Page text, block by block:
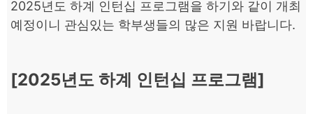
2025년도 하계 인턴십 프로그램을 하기와 같이 개최
예정이니 관심있는 학부생들의 많은 지원 바랍니다.
[2025년도 하계 인턴십 프로그램]